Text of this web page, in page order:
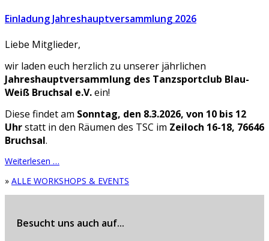
Einladung Jahreshauptversammlung 2026
Liebe Mitglieder,
wir laden euch herzlich zu unserer jährlichen
Jahreshauptversammlung des Tanzsportclub Blau-
Weiß Bruchsal e.V.ein!
Diese findet am Sonntag, den 8.3.2026, von 10 bis 12
Uhrstatt in den Räumen des TSC im Zeiloch 16-18, 76646
Bruchsal.
Weiterlesen …
» ALLE WORKSHOPS & EVENTS
Besucht uns auch auf...